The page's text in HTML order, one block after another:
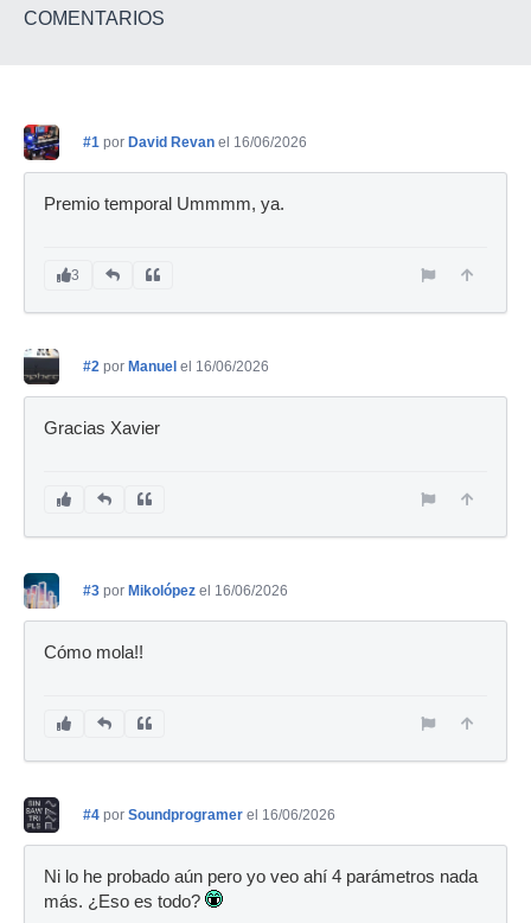
COMENTARIOS
#1 por David Revan el 16/06/2026
Premio temporal Ummmm, ya.
3
#2 por Manuel el 16/06/2026
Gracias Xavier
#3 por Mikolópez el 16/06/2026
Cómo mola!!
#4 por Soundprogramer el 16/06/2026
Ni lo he probado aún pero yo veo ahí 4 parámetros nada
más. ¿Eso es todo?